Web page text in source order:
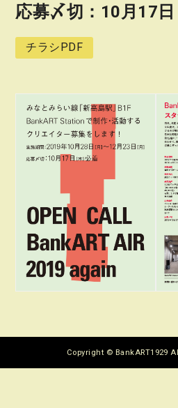
応募〆切：10月17
チラシPDF
Copyright © BankART1929